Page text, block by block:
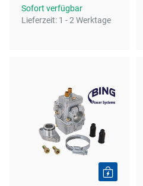
Sofort verfügbar
Lieferzeit: 1 - 2 Werktage